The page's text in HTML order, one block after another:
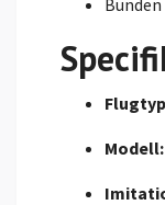
Modell: